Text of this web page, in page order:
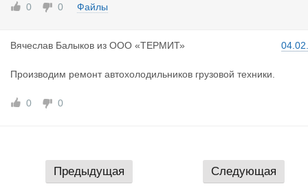
0 0 Файлы
Вячеслав Балыков из ООО «ТЕРМИТ»
Производим ремонт автохолодильников грузовой техники.
0 0
Предыдущая Следующая